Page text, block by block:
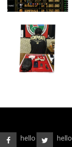
hello
hello